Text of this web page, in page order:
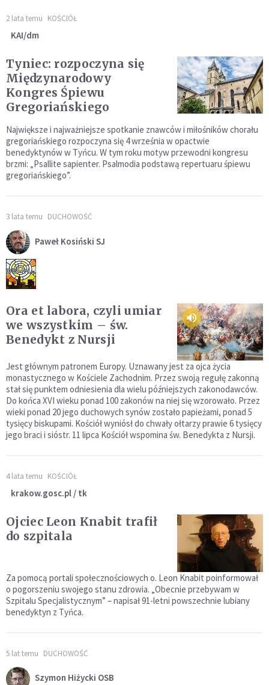
2 lata temu KOŚCIÓŁ
KAI/dm
Tyniec: rozpoczyna się
Międzynarodowy
Kongres Śpiewu
Gregoriańskiego
Największe i najważniejsze spotkanie znawców i miłośników chorału
gregoriańskiego rozpoczyna się 4 września w opactwie
benedyktynów w Tyńcu. W tym roku motyw przewodni kongresu
brzmi: „Psallite sapienter. Psalmodia podstawą repertuaru śpiewu
gregoriańskiego”.
3 lata temu DUCHOWOŚĆ
Paweł Kosiński SJ
Ora et labora, czyli umiar
we wszystkim – św.
Benedykt z Nursji
Jest głównym patronem Europy. Uznawany jest za ojca życia
monastycznego w Kościele Zachodnim. Przez swoją regułę zakonną
stał się punktem odniesienia dla wielu późniejszych zakonodawców.
Do końca XVI wieku ponad 100 zakonów na niej się wzorowało. Przez
wieki ponad 20 jego duchowych synów zostało papieżami, ponad 5
tysięcy biskupami. Kościół wyniósł do chwały ołtarzy prawie 6 tysięcy
jego braci i sióstr. 11 lipca Kościół wspomina św. Benedykta z Nursji.
4 lata temu KOŚCIÓŁ
krakow.gosc.pl / tk
Ojciec Leon Knabit trafił
do szpitala
Za pomocą portali społecznościowych o. Leon Knabit poinformował
o pogorszeniu swojego stanu zdrowia. „Obecnie przebywam w
Szpitalu Specjalistycznym” – napisał 91-letni powszechnie lubiany
benedyktyn z Tyńca.
5 lat temu DUCHOWOŚĆ
Szymon Hiżycki OSB